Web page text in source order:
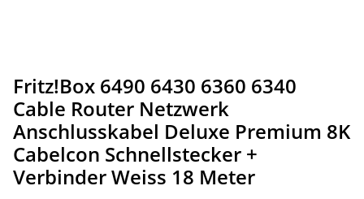
Fritz!Box 6490 6430 6360 6340
Cable Router Netzwerk
Anschlusskabel Deluxe Premium 8K
Cabelcon Schnellstecker +
Verbinder Weiss 18 Meter